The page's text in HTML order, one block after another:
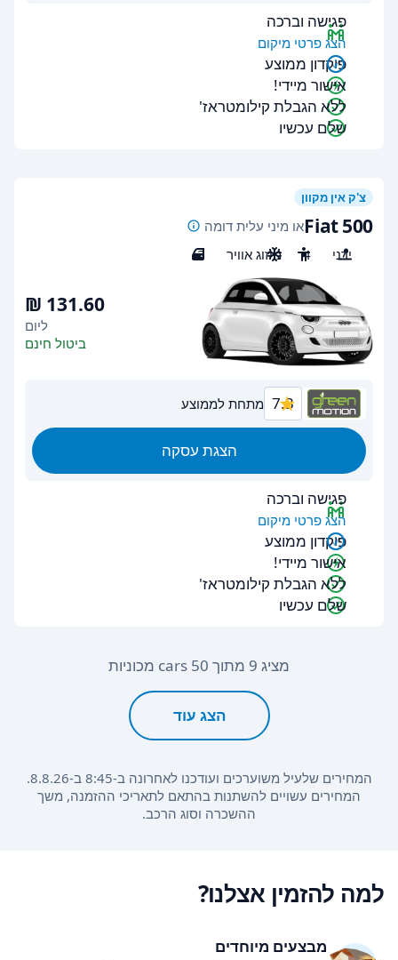
פגישה וברכה
הצג פרטי מיקום
פיקדון ממוצע
אישור מיידי!
ללא הגבלת קילומטראז'
שלם עכשיו
צ'ק אין מקוון
Fiat 500או מיני עלית דומה
ידני
4 מיזוג אוויר 3
ליום
ביטול חינם
7.3 מתחת לממוצע
הצגת עסקה
פגישה וברכה
הצג פרטי מיקום
פיקדון ממוצע
אישור מיידי!
ללא הגבלת קילומטראז'
שלם עכשיו
מציג 9 מתוך 50 cars מכוניות
הצג עוד
המחירים שלעיל משוערכים ועודכנו לאחרונה ב-8:45 ב-8.8.26.
המחירים עשויים להשתנות בהתאם לתאריכי ההזמנה, משך
ההשכרה וסוג הרכב.
למה להזמין אצלנו?
מבצעים מיוחדים